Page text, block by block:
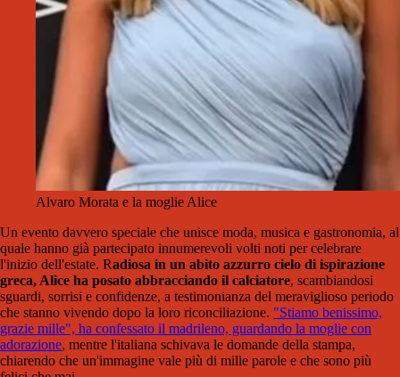
Alvaro Morata e la moglie Alice
Un evento davvero speciale che unisce moda, musica e gastronomia, al
quale hanno già partecipato innumerevoli volti noti per celebrare
l'inizio dell'estate. Radiosa in un abito azzurro cielo di ispirazione
greca, Alice ha posato abbracciando il calciatore, scambiandosi
sguardi, sorrisi e confidenze, a testimonianza del meraviglioso periodo
che stanno vivendo dopo la loro riconciliazione. "Stiamo benissimo,
grazie mille", ha confessato il madrileno, guardando la moglie con
adorazione, mentre l'italiana schivava le domande della stampa,
chiarendo che un'immagine vale più di mille parole e che sono più